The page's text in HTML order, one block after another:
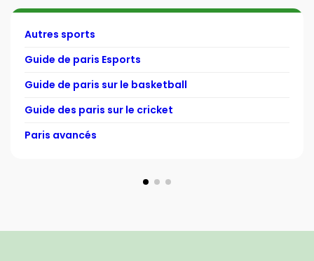
Autres sports
Guide de paris Esports
Guide de paris sur le basketball
Guide des paris sur le cricket
Paris avancés